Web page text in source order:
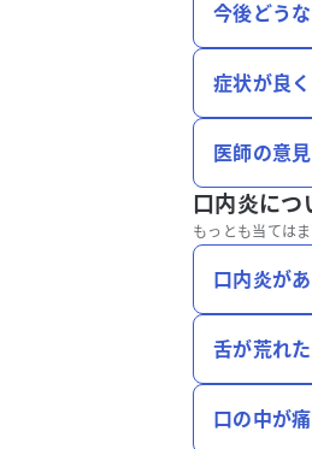
今後どう
症状が良
医師の意
口内炎につ
もっとも当ては
口内炎が
舌が荒れた
口の中が